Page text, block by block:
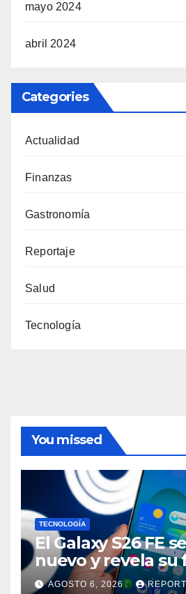
mayo 2024
abril 2024
Categories
Actualidad
Finanzas
Gastronomía
Reportaje
Salud
Tecnología
You missed
TECNOLOGÍA
El Galaxy S26 FE
nuevo y revela su
lanzamiento
AGOSTO 6, 2026